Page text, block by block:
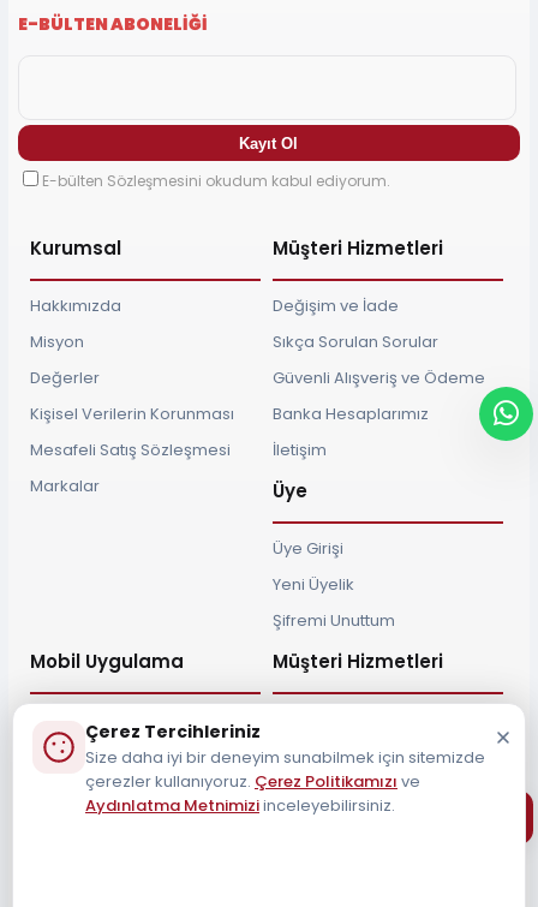
E-BÜLTEN ABONELİĞİ
E-bülten Sözleşmesini okudum kabul ediyorum.
Kurumsal
Hakkımızda
Misyon
Değerler
Kişisel Verilerin Korunması
Mesafeli Satış Sözleşmesi
Markalar
Müşteri Hizmetleri
Değişim ve İade
Sıkça Sorulan Sorular
Güvenli Alışveriş ve Ödeme
Banka Hesaplarımız
İletişim
Üye
Üye Girişi
Yeni Üyelik
Şifremi Unuttum
Mobil Uygulama Müşteri Hizmetleri
Müşteri Destek Hattı
Çerez Tercihleriniz
Size daha iyi bir deneyim sunabilmek için sitemizde
çerezler kullanıyoruz. Çerez Politikamızı ve
Aydınlatma Metnimiziinceleyebilirsiniz.